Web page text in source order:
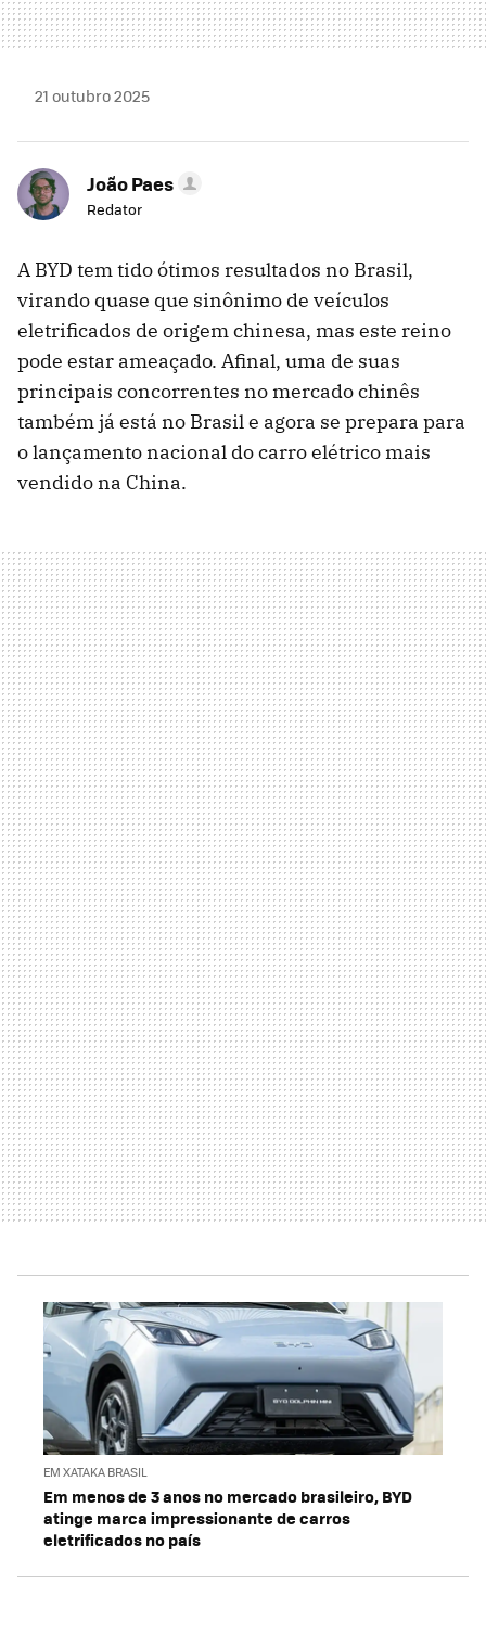
21 outubro 2025
João Paes
Redator
A BYD tem tido ótimos resultados no Brasil,
virando quase que sinônimo de veículos
eletrificados de origem chinesa, mas este reino
pode estar ameaçado. Afinal, uma de suas
principais concorrentes no mercado chinês
também já está no Brasil e agora se prepara para
o lançamento nacional do carro elétrico mais
vendido na China.
EM XATAKA BRASIL
Em menos de 3 anos no mercado brasileiro, BYD
atinge marca impressionante de carros
eletrificados no país